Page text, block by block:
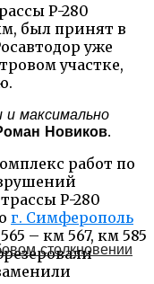
Р-280
был принят в
уже
участке,
и максимально
Новиков.
работ по
Р-280
г. Симферополь
– км 567, км 585
столкновении